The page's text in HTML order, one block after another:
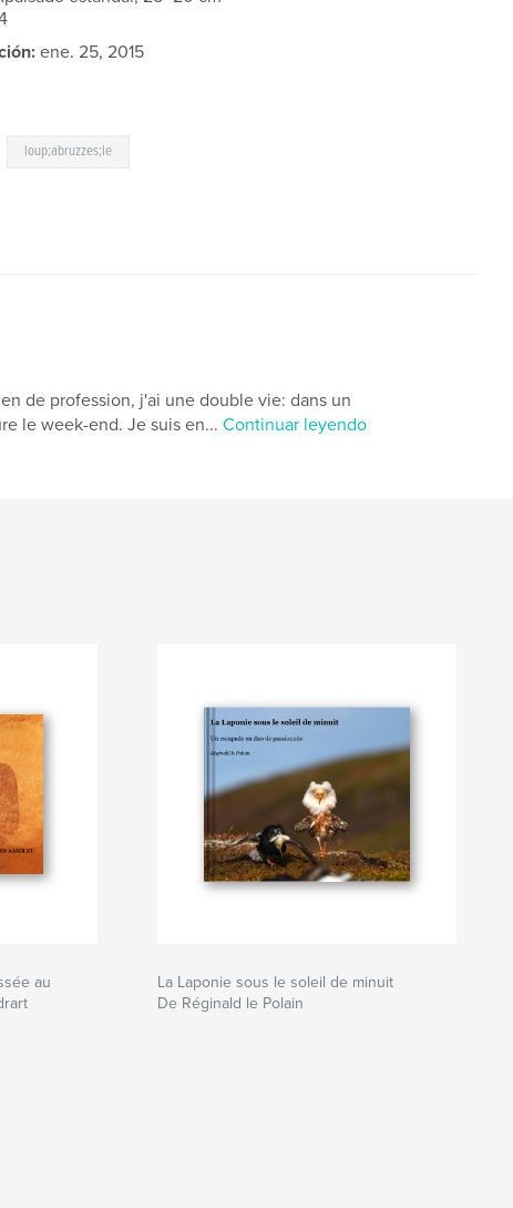
ene. 25, 2015
loup;abruzzes;le
de profession, j'ai une double vie: dans un
le week-end. Je suis en... Continuar leyendo
au
La Laponie sous le soleil de minuit
De Réginald le Polain